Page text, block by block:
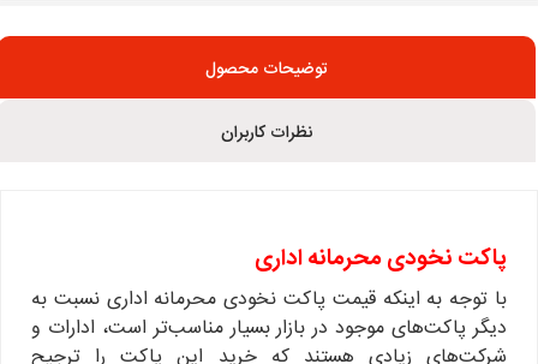
توضیحات محصول
نظرات کاربران
پاکت نخودی محرمانه اداری
با توجه به اینکه قیمت پاکت نخودی محرمانه اداری نسبت به
دیگر پاکت‌های موجود در بازار بسیار مناسب‌تر است، ادارات و